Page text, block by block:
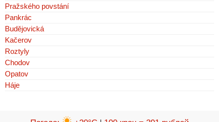
Pražského povstání
Pankrác
Budějovická
Kačerov
Roztyly
Chodov
Opatov
Háje